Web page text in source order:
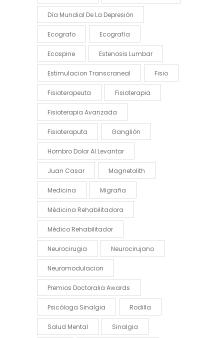
Día Mundial De La Depresión
Ecografo Ecografía
Ecospine Estenosis Lumbar
Estimulacion Transcraneal Fisio
Fisioterapeuta Fisioterapia
Fisioterapia Avanzada
Fisioteraputa Ganglión
Hombro Dolor Al Levantar
Juan Casar Magnetolith
Medicina Migraña
Médicina Rehabilitadora
Médico Rehabilitador
Neurocirugia Neurocirujano
Neuromodulacion
Premios Doctoralia Awards
Psicóloga Sinalgia Rodilla
Salud Mental Sinalgia